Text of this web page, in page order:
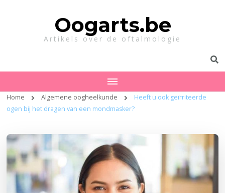
Oogarts.be
Artikels over de oftalmologie
Home Algemene oogheelkunde
Heeft u ook geïrriteerde
ogen bij het dragen van een mondmasker?